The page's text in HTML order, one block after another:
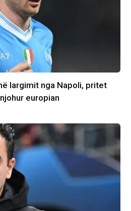
largimit nga Napoli, pritet
europian